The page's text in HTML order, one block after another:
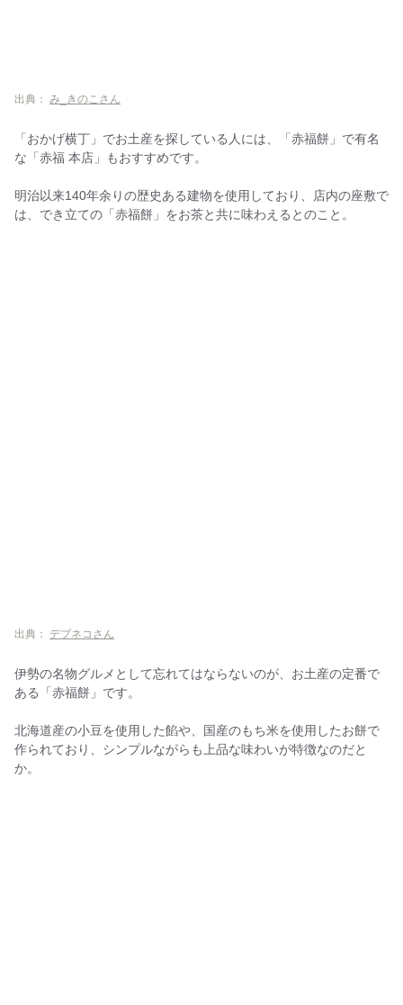
出典： み_きのこさん
「おかげ横丁」でお土産を探している人には、「赤福餅」で有名
な「赤福 本店」もおすすめです。
明治以来140年余りの歴史ある建物を使用しており、店内の座敷で
は、でき立ての「赤福餅」をお茶と共に味わえるとのこと。
出典： デブネコさん
伊勢の名物グルメとして忘れてはならないのが、お土産の定番で
ある「赤福餅」です。
北海道産の小豆を使用した餡や、国産のもち米を使用したお餅で
作られており、シンプルながらも上品な味わいが特徴なのだと
か。